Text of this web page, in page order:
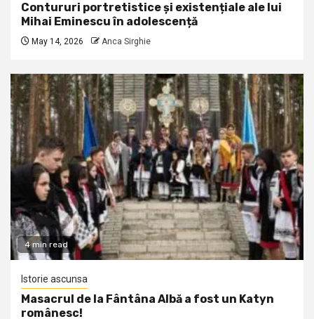
Contururi portretistice și existențiale ale lui
Mihai Eminescu în adolescență
May 14, 2026 Anca Sirghie
4 min read
Istorie ascunsa
Masacrul de la Fântâna Albă a fost un Katyn
românesc!